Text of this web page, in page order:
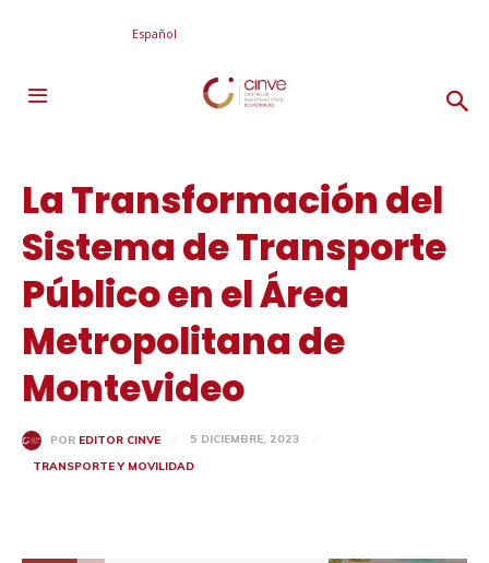
Español
La Transformación del
Sistema de Transporte
Público en el Área
Metropolitana de
Montevideo
POR EDITOR CINVE
5 DICIEMBRE, 2023
TRANSPORTE Y MOVILIDAD